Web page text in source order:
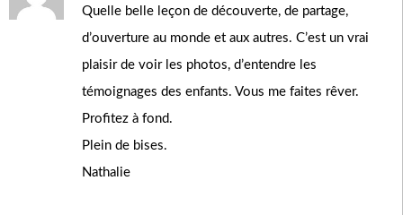
Quelle belle leçon de découverte, de partage,
d’ouverture au monde et aux autres. C’est un vrai
plaisir de voir les photos, d’entendre les
témoignages des enfants. Vous me faites rêver.
Profitez à fond.
Plein de bises.
Nathalie